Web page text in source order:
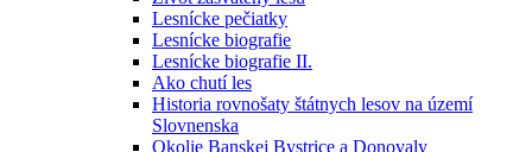
Lesnícke pečiatky
Lesnícke biografie
Lesnícke biografie II.
Ako chutí les
Historia rovnošaty štátnych lesov na území
Slovnenska
Okolie Banskej Bystrice a Donovaly